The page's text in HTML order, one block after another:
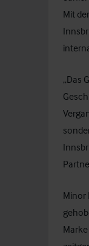
Mit
„Das
Minor